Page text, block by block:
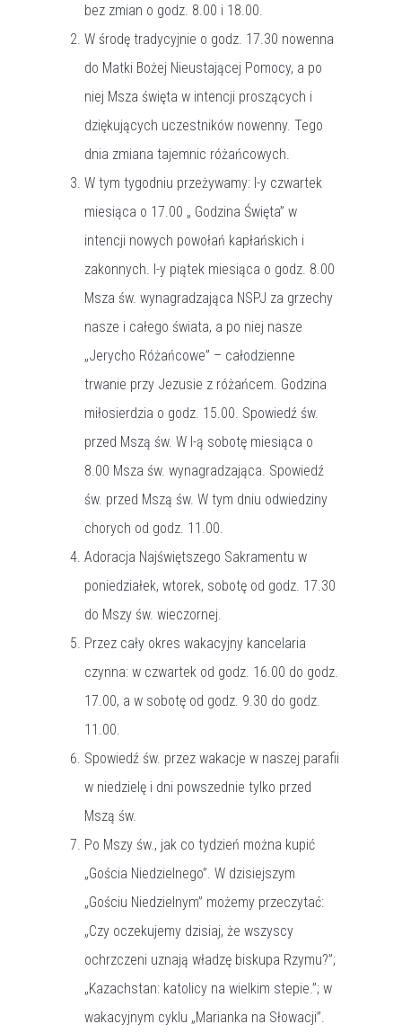
bez zmian o godz. 8.00 i 18.00.
W środę tradycyjnie o godz. 17.30 nowenna
do Matki Bożej Nieustającej Pomocy, a po
niej Msza święta w intencji proszących i
dziękujących uczestników nowenny. Tego
dnia zmiana tajemnic różańcowych.
W tym tygodniu przeżywamy: I-y czwartek
miesiąca o 17.00 „ Godzina Święta” w
intencji nowych powołań kapłańskich i
zakonnych. I-y piątek miesiąca o godz. 8.00
Msza św. wynagradzająca NSPJ za grzechy
nasze i całego świata, a po niej nasze
„Jerycho Różańcowe” – całodzienne
trwanie przy Jezusie z różańcem. Godzina
miłosierdzia o godz. 15.00. Spowiedź św.
przed Mszą św. W I-ą sobotę miesiąca o
8.00 Msza św. wynagradzająca. Spowiedź
św. przed Mszą św. W tym dniu odwiedziny
chorych od godz. 11.00.
Adoracja Najświętszego Sakramentu w
poniedziałek, wtorek, sobotę od godz. 17.30
do Mszy św. wieczornej.
Przez cały okres wakacyjny kancelaria
czynna: w czwartek od godz. 16.00 do godz.
17.00, a w sobotę od godz. 9.30 do godz.
11.00.
Spowiedź św. przez wakacje w naszej parafii
w niedzielę i dni powszednie tylko przed
Mszą św.
Po Mszy św., jak co tydzień można kupić
„Gościa Niedzielnego”. W dzisiejszym
„Gościu Niedzielnym” możemy przeczytać:
„Czy oczekujemy dzisiaj, że wszyscy
ochrzczeni uznają władzę biskupa Rzymu?”;
„Kazachstan: katolicy na wielkim stepie.”; w
wakacyjnym cyklu „Marianka na Słowacji”.